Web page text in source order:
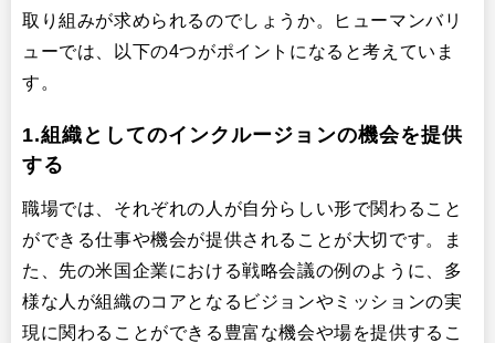
取り組みが求められるのでしょうか。ヒューマンバリ
ューでは、以下の4つがポイントになると考えていま
す。
1.組織としてのインクルージョンの機会を提供
する
職場では、それぞれの人が自分らしい形で関わること
ができる仕事や機会が提供されることが大切です。ま
た、先の米国企業における戦略会議の例のように、多
様な人が組織のコアとなるビジョンやミッションの実
現に関わることができる豊富な機会や場を提供するこ